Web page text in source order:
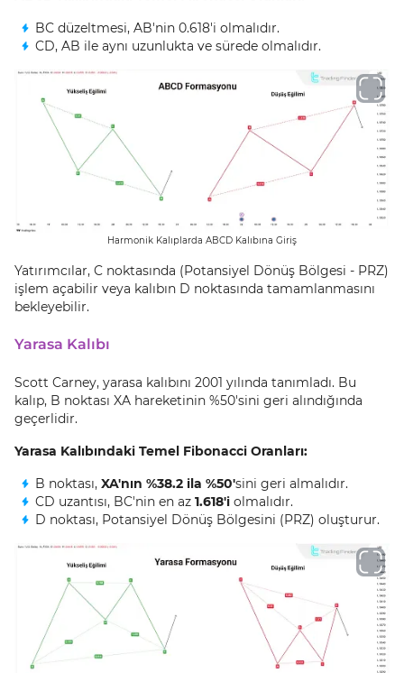
BC düzeltmesi, AB'nin 0.618'i olmalıdır.
CD, AB ile aynı uzunlukta ve sürede olmalıdır.
Harmonik Kalıplarda ABCD Kalıbına Giriş
Yatırımcılar, C noktasında (Potansiyel Dönüş Bölgesi - PRZ)
işlem açabilir veya kalıbın D noktasında tamamlanmasını
bekleyebilir.
Yarasa Kalıbı
Scott Carney, yarasa kalıbını 2001 yılında tanımladı. Bu
kalıp, B noktası XA hareketinin %50'sini geri alındığında
geçerlidir.
Yarasa Kalıbındaki Temel Fibonacci Oranları:
B noktası, XA'nın %38.2 ila %50'sini geri almalıdır.
CD uzantısı, BC'nin en az 1.618'i olmalıdır.
D noktası, Potansiyel Dönüş Bölgesini (PRZ) oluşturur.